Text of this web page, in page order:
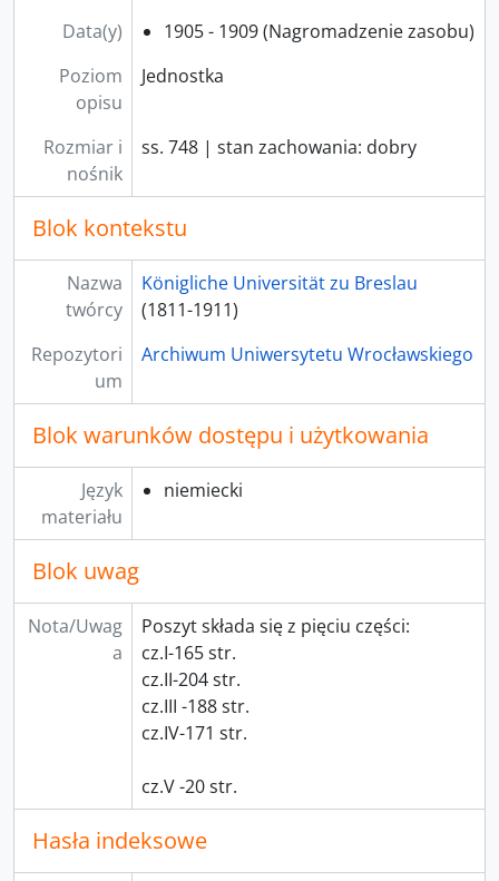
Data(y)
1905 - 1909 (Nagromadzenie zasobu)
Poziom
opisu
Jednostka
Rozmiar i
nośnik
ss. 748 | stan zachowania: dobry
Blok kontekstu
Nazwa
twórcy
Königliche Universität zu Breslau
(1811-1911)
Repozytori
um
Archiwum Uniwersytetu Wrocławskiego
Blok warunków dostępu i użytkowania
Język
materiału
niemiecki
Blok uwag
Nota/Uwag
a
Poszyt składa się z pięciu części:
cz.I-165 str.
cz.II-204 str.
cz.III -188 str.
cz.IV-171 str.
cz.V -20 str.
Hasła indeksowe